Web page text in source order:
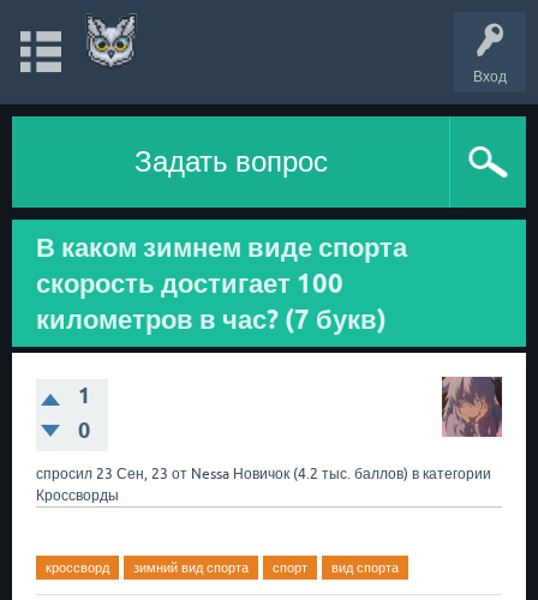
Вход
Задать вопрос
В каком зимнем виде спорта
скорость достигает 100
километров в час? (7 букв)
1
0
спросил 23 Сен, 23 от Nessa Новичок (4.2 тыс. баллов) в категории
Кроссворды
кроссворд зимний вид спорта спорт вид спорта